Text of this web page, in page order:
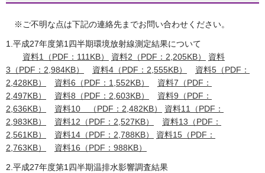
※ご不明な点は下記の連絡先までお問い合わせください。
1.平成27年度第1四半期環境放射線測定結果について
資料1（PDF：111KB）
資料2（PDF：2,205KB）
資料
3（PDF：2,984KB）
資料4（PDF：2,555KB）
資料5（PDF：
2,428KB）
資料6（PDF：1,552KB）
資料7（PDF：
2,497KB）
資料8（PDF：2,603KB）
資料9（PDF：
2,636KB）
資料10 （PDF：2,482KB）
資料11（PDF：
2,983KB）
資料12（PDF：2,527KB）
資料13（PDF：
2,561KB）
資料14（PDF：2,788KB）
資料15（PDF：
2,763KB）
資料16（PDF：988KB）
2.平成27年度第1四半期温排水影響調査結果